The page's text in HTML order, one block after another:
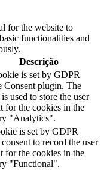
for the website to
functionalities and
Descrição
is set by GDPR
Consent plugin. The
used to store the user
for the cookies in the
"Analytics".
is set by GDPR
to record the user
for the cookies in the
"Functional".